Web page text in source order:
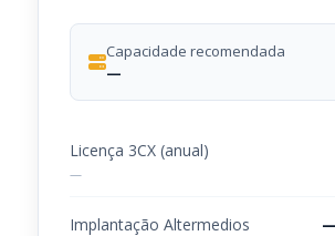
Capacidade recomendada
—
Licença 3CX (anual)
—
Implantação Altermedios